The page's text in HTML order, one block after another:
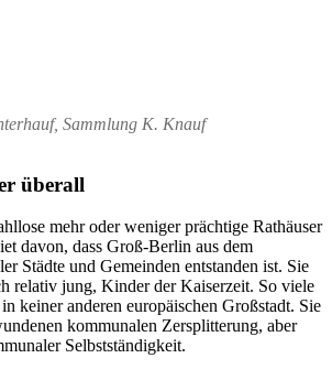
Sammlung K. Knauf
überall
mehr oder weniger prächtige Rathäuser
davon, dass Groß-Berlin aus dem
Städte und Gemeinden entstanden ist. Sie
relativ jung, Kinder der Kaiserzeit. So viele
keiner anderen europäischen Großstadt. Sie
kommunalen Zersplitterung, aber
Selbstständigkeit.